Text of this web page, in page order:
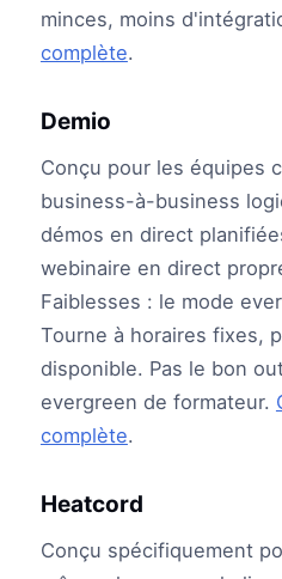
minces, moins
complète.
Demio
Conçu pour les équipes
business-à-business
démos en direct
webinaire en direct
Faiblesses : le mode
Tourne à horaires fixes,
disponible. Pas le bon
evergreen de formateur.
complète.
Heatcord
Conçu spécifiquement